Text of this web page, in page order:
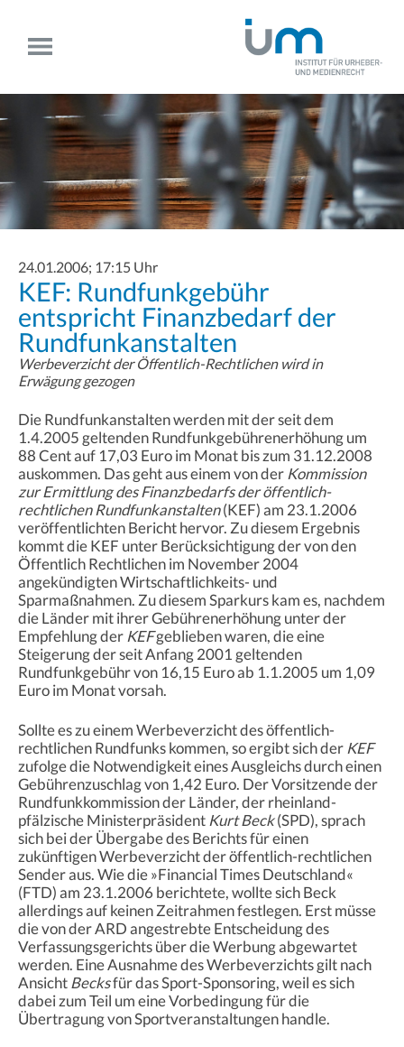
24.01.2006; 17:15 Uhr
KEF: Rundfunkgebühr
entspricht Finanzbedarf der
Rundfunkanstalten
Werbeverzicht der Öffentlich-Rechtlichen wird in
Erwägung gezogen
Die Rundfunkanstalten werden mit der seit dem
1.4.2005 geltenden Rundfunkgebührenerhöhung um
88 Cent auf 17,03 Euro im Monat bis zum 31.12.2008
auskommen. Das geht aus einem von der Kommission
zur Ermittlung des Finanzbedarfs der öffentlich-
rechtlichen Rundfunkanstalten(KEF) am 23.1.2006
veröffentlichten Bericht hervor. Zu diesem Ergebnis
kommt die KEF unter Berücksichtigung der von den
Öffentlich Rechtlichen im November 2004
angekündigten Wirtschaftlichkeits- und
Sparmaßnahmen. Zu diesem Sparkurs kam es, nachdem
die Länder mit ihrer Gebührenerhöhung unter der
Empfehlung der KEFgeblieben waren, die eine
Steigerung der seit Anfang 2001 geltenden
Rundfunkgebühr von 16,15 Euro ab 1.1.2005 um 1,09
Euro im Monat vorsah.
Sollte es zu einem Werbeverzicht des öffentlich-
rechtlichen Rundfunks kommen, so ergibt sich der KEF
zufolge die Notwendigkeit eines Ausgleichs durch einen
Gebührenzuschlag von 1,42 Euro. Der Vorsitzende der
Rundfunkkommission der Länder, der rheinland-
pfälzische Ministerpräsident Kurt Beck(SPD), sprach
sich bei der Übergabe des Berichts für einen
zukünftigen Werbeverzicht der öffentlich-rechtlichen
Sender aus. Wie die »Financial Times Deutschland«
(FTD) am 23.1.2006 berichtete, wollte sich Beck
allerdings auf keinen Zeitrahmen festlegen. Erst müsse
die von der ARD angestrebte Entscheidung des
Verfassungsgerichts über die Werbung abgewartet
werden. Eine Ausnahme des Werbeverzichts gilt nach
AnsichtBecksfür das Sport-Sponsoring, weil es sich
dabei zum Teil um eine Vorbedingung für die
Übertragung von Sportveranstaltungen handle.